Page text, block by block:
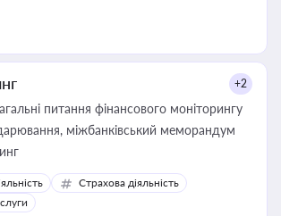
+2
питання фінансового моніторингу
міжбанківський меморандум
Страхова діяльність